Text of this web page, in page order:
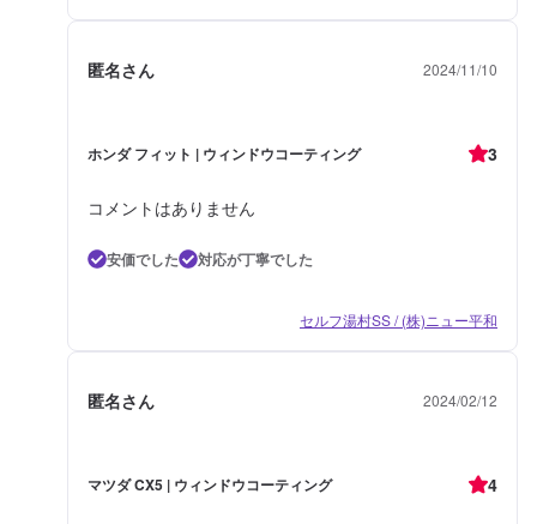
匿名さん 2024/11/10
ホンダ フィット | ウィンドウコーティング 3
コメントはありません
安価でした 対応が丁寧でした
セルフ湯村SS / (株)ニュー平和
匿名さん 2024/02/12
マツダ CX5 | ウィンドウコーティング 4